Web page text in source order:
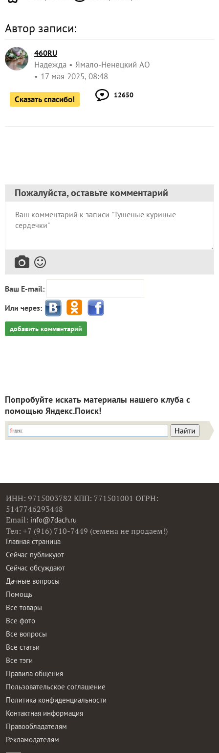
Автор записи:
460RU
Надежда
Ямало-Ненецкий АО
17 мая 2025, 08:48
Сказать спасибо! 12650
Пожалуйста, оставьте комментарий
Ваш E-mail:
Или через:
добавить комментарий
Попробуйте искать материалы нашего клуба с
помощью Яндекс.Поиск!
ИНН: 9715003782 КПП: 771501001 ОГРН:
5147746293448
Email: info@7dach.ru
Тел: +7 (916) 710-7449 (семена не продаем!)
Главная страница
Сейчас публикуют
Сейчас обсуждают
Дачные вопросы
Помощь
Все товары
Все фото
Все вопросы
Все статьи
Все тэги
Правила общения
Пользовательское соглашение
Политика конфиденциальности
Контактная информация
Правообладателям
Рекламодателям